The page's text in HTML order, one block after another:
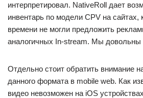
интерпретировал. NativeRoll дает
инвентарь по модели СPV на сайтах,
времени не могли предложить
аналогичных In-stream. Мы довольны
Отдельно стоит обратить внимание
данного формата в mobile web. Как
видео невозможен на iOS